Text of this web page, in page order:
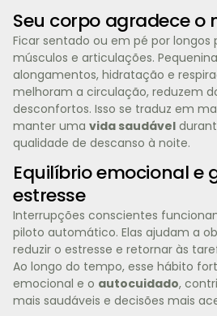
Seu corpo agradece o
Ficar sentado ou em pé por longos
músculos e articulações.
alongamentos, hidratação e
melhoram a circulação, reduzem
desconfortos. Isso se traduz em
manter uma vida saudável
qualidade de descanso à noite.
Equilíbrio emocional e
estresse
Interrupções conscientes
piloto automático. Elas ajudam a
reduzir o estresse e retornar às
Ao longo do tempo, esse hábito
emocional e o autocuidado,
mais saudáveis e decisões mais